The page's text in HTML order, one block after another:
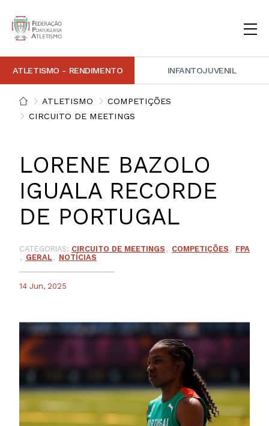
ATLETISMO - RENDIMENTO INFANTOJUVENIL
INSTITUCIONAL
DOCUMENTAÇÃO
ARBITRAGEM
DECISÕES DISCIPLINARES
CONTACTOS
FOTOGRAFIAS
VIDEOS
IMAGEM DE MARCA FPA
COMUNICADOS DE IMPRENSA
NEWSLETTER FPA
ATLETISMO
COMPETIÇÕES
CIRCUITO DE MEETINGS
LORENE BAZOLO
IGUALA RECORDE
DE PORTUGAL
CATEGORIAS: CIRCUITO DE MEETINGS COMPETIÇÕES
FPA
GERAL
NOTÍCIAS
14 Jun, 2025